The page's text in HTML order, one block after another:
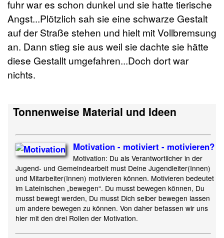
fuhr war es schon dunkel und sie hatte tierische
Angst...Plötzlich sah sie eine schwarze Gestalt
auf der Straße stehen und hielt mit Vollbremsung
an. Dann stieg sie aus weil sie dachte sie hätte
diese Gestallt umgefahren...Doch dort war
nichts.
Tonnenweise Material und Ideen
Motivation - motiviert - motivieren?
Motivation: Du als Verantwortlicher in der
Jugend- und Gemeindearbeit must Deine Jugendleiter(Innen)
und Mitarbeiter(Innen) motivieren können. Motivieren bedeutet
im Lateinischen „bewegen“. Du musst bewegen können, Du
musst bewegt werden, Du musst Dich selber bewegen lassen
um andere bewegen zu können. Von daher befassen wir uns
hier mit den drei Rollen der Motivation.